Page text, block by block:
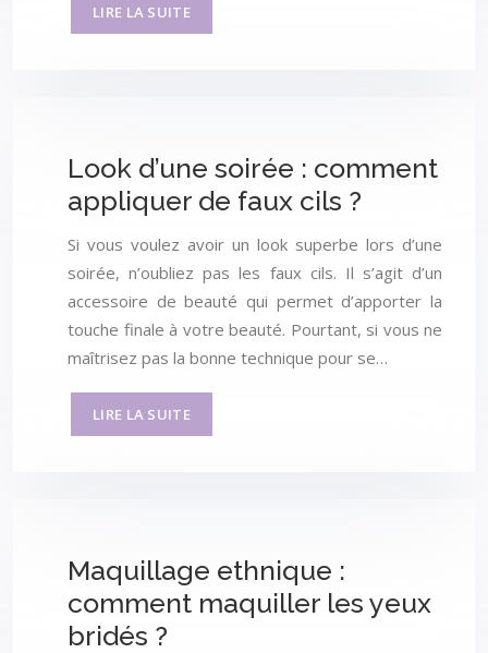
LIRE LA SUITE
Look d’une soirée : comment
appliquer de faux cils ?
Si vous voulez avoir un look superbe lors d’une
soirée, n’oubliez pas les faux cils. Il s’agit d’un
accessoire de beauté qui permet d’apporter la
touche finale à votre beauté. Pourtant, si vous ne
maîtrisez pas la bonne technique pour se…
LIRE LA SUITE
Maquillage ethnique :
comment maquiller les yeux
bridés ?